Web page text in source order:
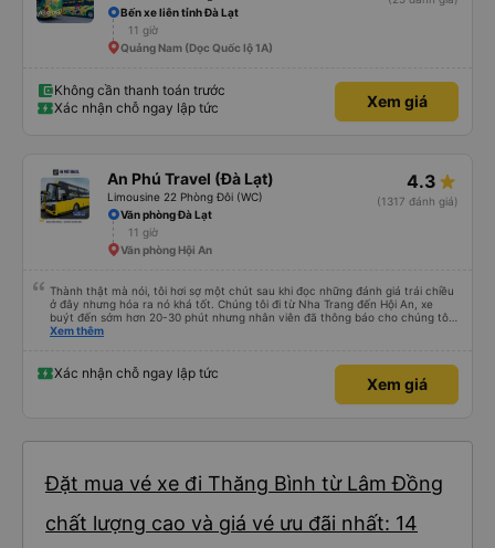
Bến xe liên tỉnh Đà Lạt
11 giờ
Quảng Nam (Dọc Quốc lộ 1A)
Không cần thanh toán trước
Xác nhận chỗ ngay lập tức
Xem giá
An Phú Travel (Đà Lạt)
Limousine 22 Phòng Đôi (WC)
4.3
(1317 đánh giá)
Văn phòng Đà Lạt
11 giờ
Văn phòng Hội An
Thành thật mà nói, tôi hơi sợ một chút sau khi đọc những đánh giá trái chiều
ở đây nhưng hóa ra nó khá tốt. Chúng tôi đi từ Nha Trang đến Hội An, xe
buýt đến sớm hơn 20-30 phút nhưng nhân viên đã thông báo cho chúng tôi
trước 30 phút. Nhân viên bên trong cùng với tài xế thực sự tốt bụng, họ giúp
mà không bấm còi quá nhiều nhưng đừng mong đợi có giấc ngủ ngon vì
đường gập ghềnh và có nhiều khúc cua. Có 3-4 điểm dừng vệ sinh nhanh
chóng và xe buýt đến Hội An vào khoảng thời gian đã hứa. Tôi không biết liệu
Xem thêm
Xác nhận chỗ ngay lập tức
Xem giá
Đặt mua vé xe đi Thăng Bình từ Lâm Đồng
chất lượng cao và giá vé ưu đãi nhất: 14